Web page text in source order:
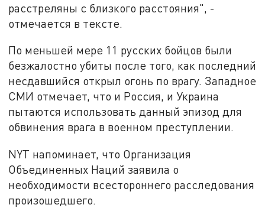
расстреляны с близкого расстояния", -
отмечается в тексте.
По меньшей мере 11 русских бойцов были
безжалостно убиты после того, как последний
несдавшийся открыл огонь по врагу. Западное
СМИ отмечает, что и Россия, и Украина
пытаются использовать данный эпизод для
обвинения врага в военном преступлении.
NYT напоминает, что Организация
Объединенных Наций заявила о
необходимости всестороннего расследования
произошедшего. ‌